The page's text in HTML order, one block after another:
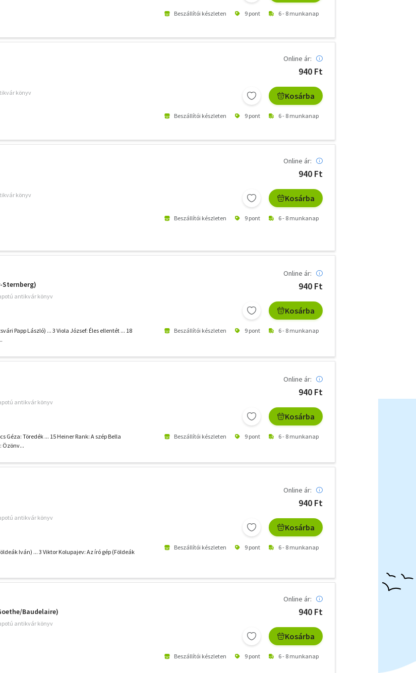
Beszállítói készleten 9 pont 6 - 8 munkanap
könyv
Online ár:
940 Ft
Kosárba
Beszállítói készleten 9 pont 6 - 8 munkanap
könyv
Online ár:
940 Ft
Kosárba
Beszállítói készleten 9 pont 6 - 8 munkanap
Sternberg)
antikvár könyv
Papp László) ... 3 Viola József: Éles ellentét ... 18
Online ár:
940 Ft
Kosárba
Beszállítói készleten 9 pont 6 - 8 munkanap
antikvár könyv
Géza: Töredék ... 15 Heiner Rank: A szép Bella
Özönv...
Online ár:
940 Ft
Kosárba
Beszállítói készleten 9 pont 6 - 8 munkanap
antikvár könyv
Iván) ... 3 Viktor Kolupajev: Az író gép (Földeák
Online ár:
940 Ft
Kosárba
Beszállítói készleten 9 pont 6 - 8 munkanap
Baudelaire)
antikvár könyv
Online ár:
940 Ft
Kosárba
Beszállítói készleten 9 pont 6 - 8 munkanap